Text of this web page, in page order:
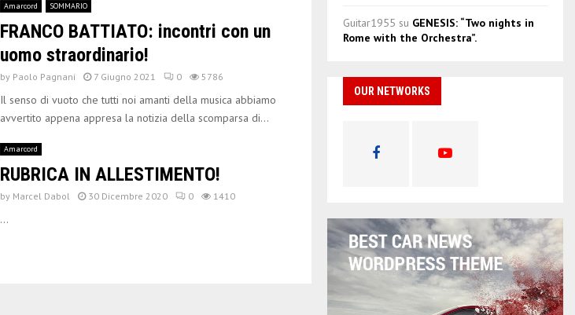
Amarcord SOMMARIO
FRANCO BATTIATO: incontri con un
uomo straordinario!
by Paolo Pagnani 7 Giugno 2021 0 5786
Il senso di vuoto che tutti noi amanti della musica abbiamo
avvertito appena appresa la notizia della scomparsa di...
Amarcord
RUBRICA IN ALLESTIMENTO!
by Marcel Dabol 30 Dicembre 2020 0 1410
...
Guitar1955 su GENESIS: “Two nights in
Rome with the Orchestra”.
OUR NETWORKS